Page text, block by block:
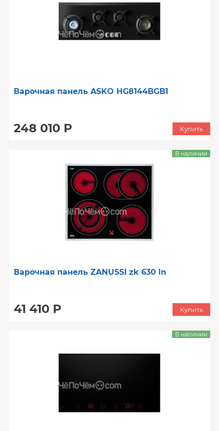
Варочная панель ASKO HG8144BGB1
248 010 Р Купить
Варочная панель ZANUSSI zk 630 ln
41 410 Р
В наличии
Купить
В наличии